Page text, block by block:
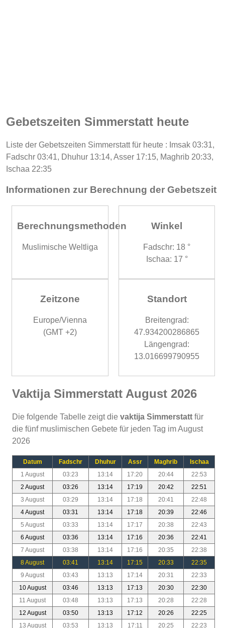
Gebetszeiten Simmerstatt heute
Liste der Gebetszeiten Simmerstatt für heute : Imsak 03:31,
Fadschr 03:41, Dhuhur 13:14, Asser 17:15, Maghrib 20:33,
Ischaa 22:35
Informationen zur Berechnung der Gebetszeit
Berechnungsmethoden
Muslimische Weltliga
Winkel
Fadschr: 18 °
Ischaa: 17 °
Zeitzone
Europe/Vienna
(GMT +2)
Standort
Breitengrad:
47.934200286865
Längengrad:
13.016699790955
Vaktija Simmerstatt August 2026
Die folgende Tabelle zeigt die vaktija Simmerstatt für
die fünf muslimischen Gebete für jeden Tag im August
2026
Datum Fadschr Dhuhur Assr Maghrib
Ischaa
1 August
03:23 13:14 17:20 20:44
22:53
2 August
03:26 13:14 17:19 20:42
22:51
3 August
03:29 13:14 17:18 20:41
22:48
4 August
03:31 13:14 17:18 20:39
22:46
5 August
03:33 13:14 17:17 20:38
22:43
6 August
03:36 13:14 17:16 20:36
22:41
7 August
03:38 13:14 17:16 20:35
22:38
8 August
03:41 13:14 17:15 20:33
22:35
9 August
03:43 13:13 17:14 20:31
22:33
10 August
03:46 13:13 17:13 20:30
22:30
11 August
03:48 13:13 17:13 20:28
22:28
12 August
03:50 13:13 17:12 20:26
22:25
13 August
03:53 13:13 17:11 20:25 22:23